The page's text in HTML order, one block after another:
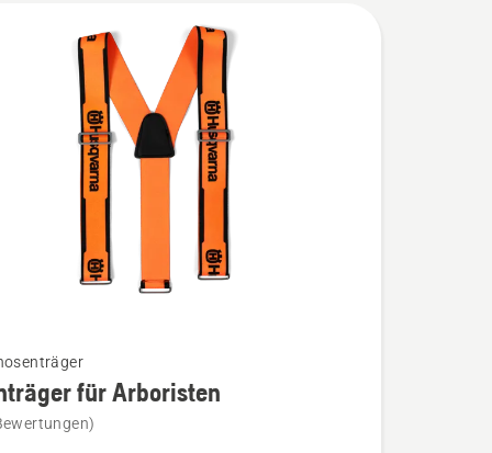
für Arboristen